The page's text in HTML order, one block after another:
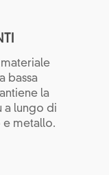
bassa
la
a lungo di
e metallo.